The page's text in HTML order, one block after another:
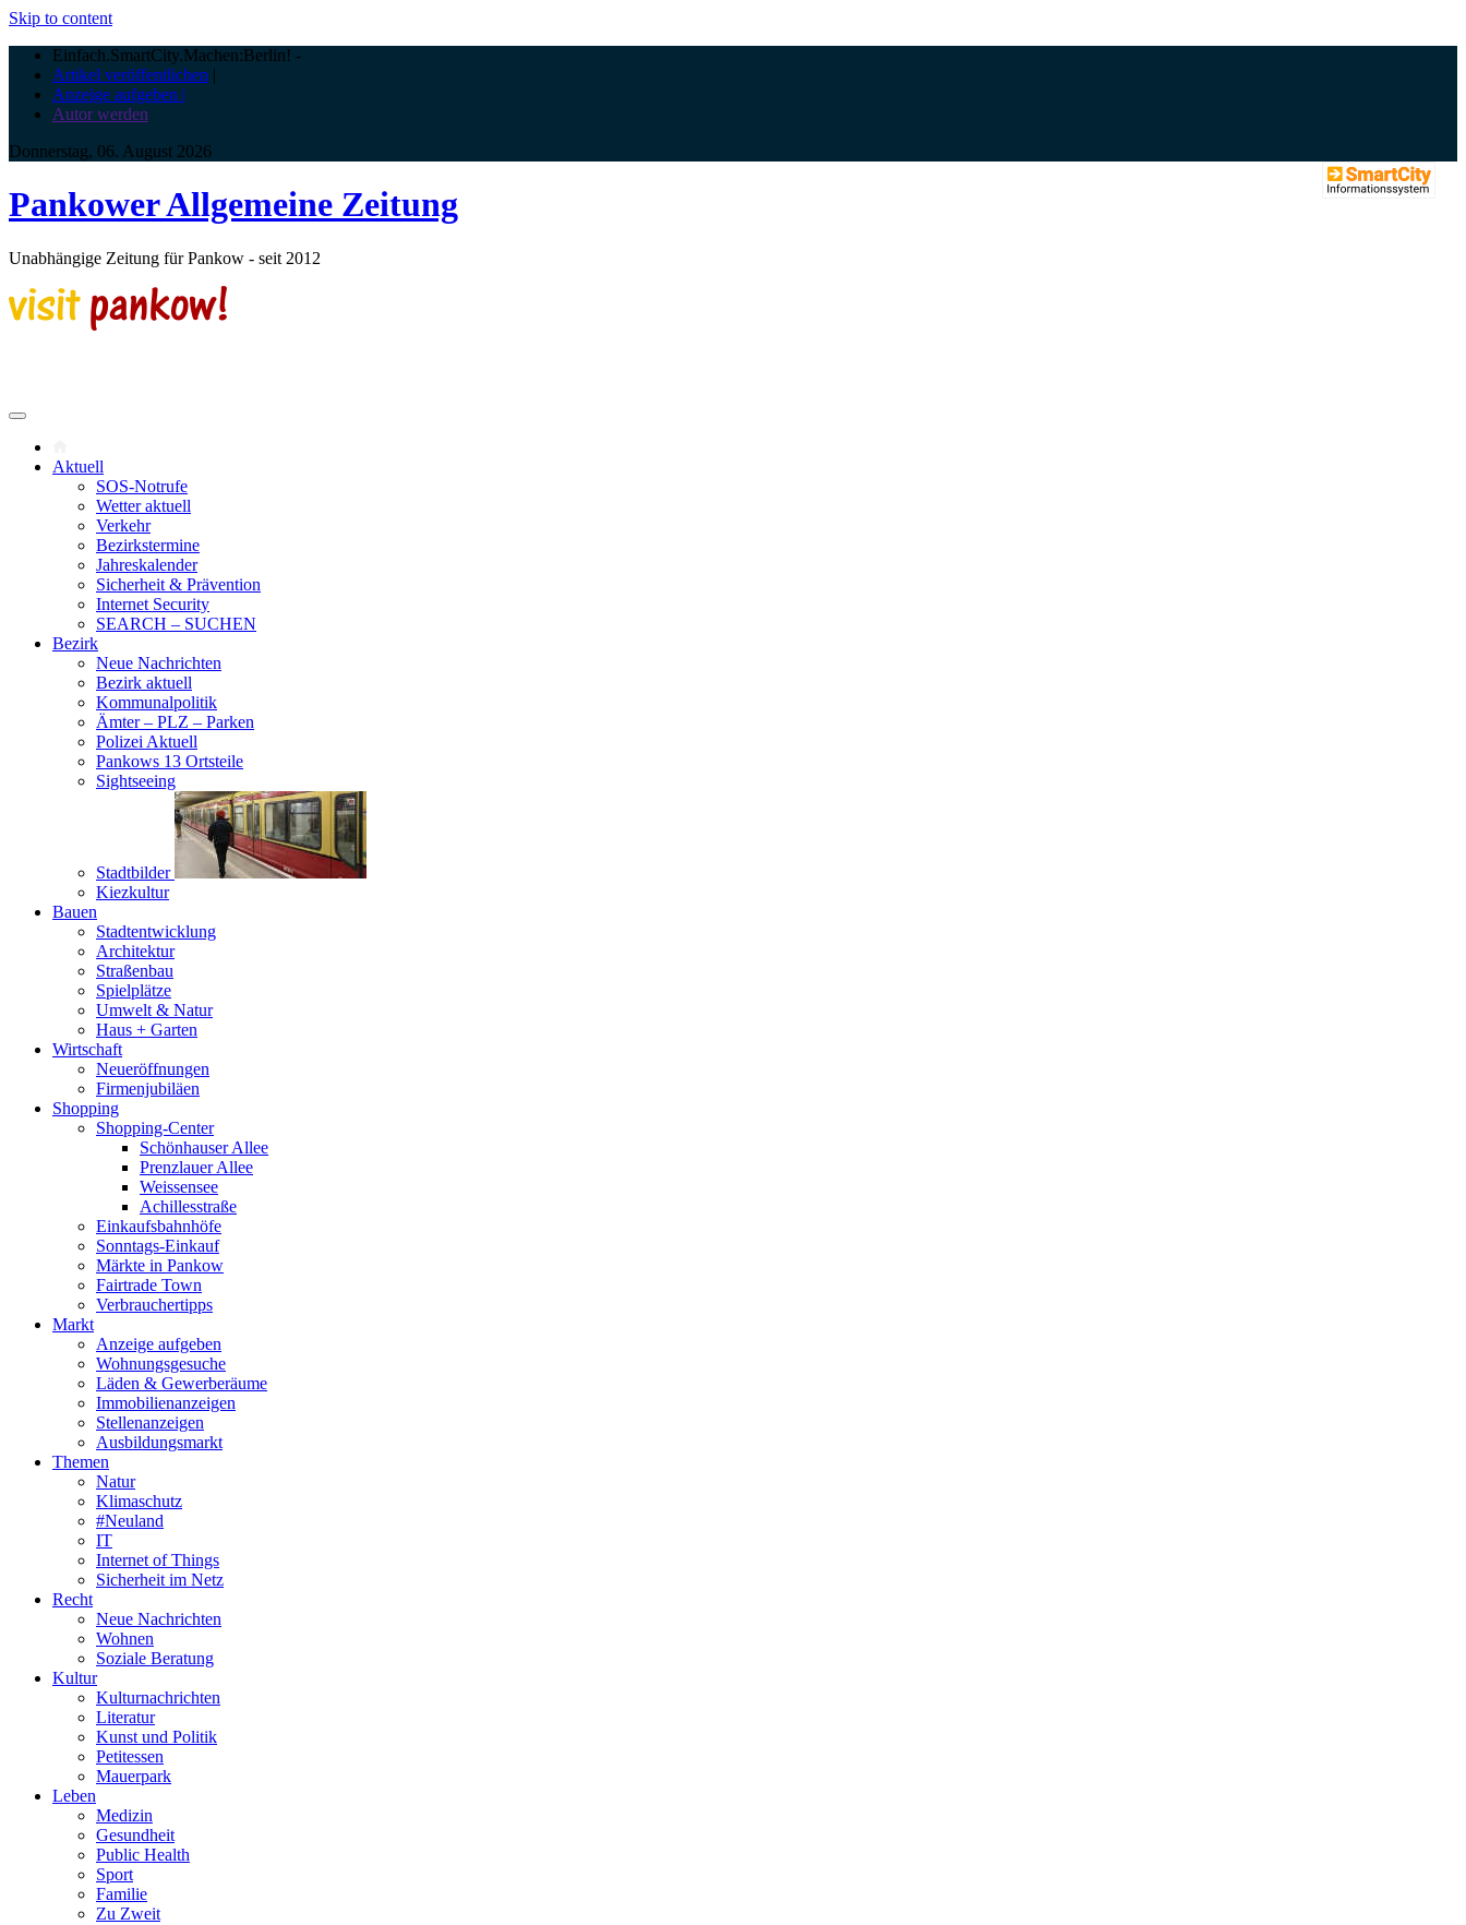
Skip to content
Einfach.SmartCity.Machen:Berlin! -
Artikel veröffentlichen |
Anzeige aufgeben |
Autor werden
Donnerstag, 06. August 2026
Pankower Allgemeine Zeitung
Unabhängige Zeitung für Pankow - seit 2012
Aktuell
SOS-Notrufe
Wetter aktuell
Verkehr
Bezirkstermine
Jahreskalender
Sicherheit & Prävention
Internet Security
SEARCH – SUCHEN
Bezirk
Neue Nachrichten
Bezirk aktuell
Kommunalpolitik
Ämter – PLZ – Parken
Polizei Aktuell
Pankows 13 Ortsteile
Sightseeing
Stadtbilder
Kiezkultur
Bauen
Stadtentwicklung
Architektur
Straßenbau
Spielplätze
Umwelt & Natur
Haus + Garten
Wirtschaft
Neueröffnungen
Firmenjubiläen
Shopping
Shopping-Center
Schönhauser Allee
Prenzlauer Allee
Weissensee
Achillesstraße
Einkaufsbahnhöfe
Sonntags-Einkauf
Märkte in Pankow
Fairtrade Town
Verbrauchertipps
Markt
Anzeige aufgeben
Wohnungsgesuche
Läden & Gewerberäume
Immobilienanzeigen
Stellenanzeigen
Ausbildungsmarkt
Themen
Natur
Klimaschutz
#Neuland
IT
Internet of Things
Sicherheit im Netz
Recht
Neue Nachrichten
Wohnen
Soziale Beratung
Kultur
Kulturnachrichten
Literatur
Kunst und Politik
Petitessen
Mauerpark
Leben
Medizin
Gesundheit
Public Health
Sport
Familie
Zu Zweit